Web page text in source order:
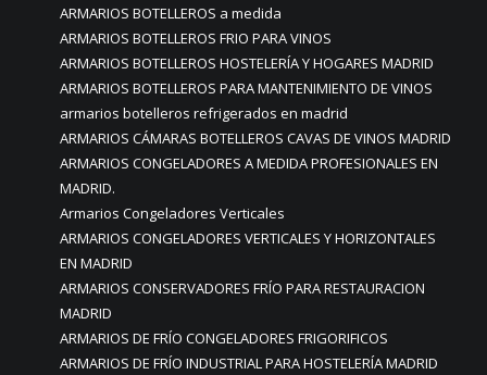
ARMARIOS BOTELLEROS a medida
ARMARIOS BOTELLEROS FRIO PARA VINOS
ARMARIOS BOTELLEROS HOSTELERÍA Y HOGARES MADRID
ARMARIOS BOTELLEROS PARA MANTENIMIENTO DE VINOS
armarios botelleros refrigerados en madrid
ARMARIOS CÁMARAS BOTELLEROS CAVAS DE VINOS MADRID
ARMARIOS CONGELADORES A MEDIDA PROFESIONALES EN
MADRID.
Armarios Congeladores Verticales
ARMARIOS CONGELADORES VERTICALES Y HORIZONTALES
EN MADRID
ARMARIOS CONSERVADORES FRÍO PARA RESTAURACION
MADRID
ARMARIOS DE FRÍO CONGELADORES FRIGORIFICOS
ARMARIOS DE FRÍO INDUSTRIAL PARA HOSTELERÍA MADRID